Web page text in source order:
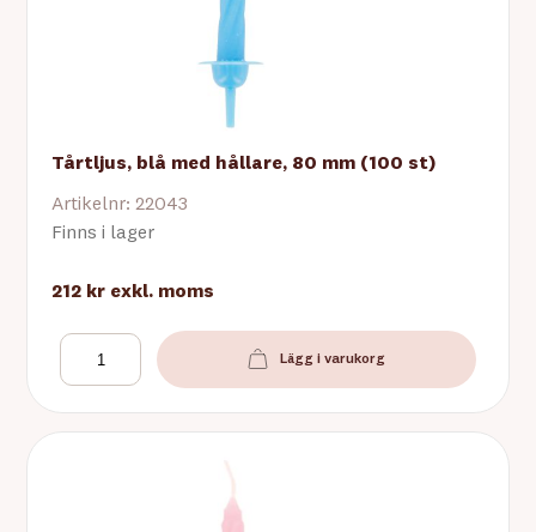
Tårtljus, blå med hållare, 80 mm (100 st)
Artikelnr: 22043
Finns i lager
212 kr exkl. moms
Lägg i varukorg